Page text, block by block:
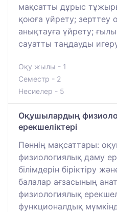
мақсатты дұрыс
қоюға үйрету; зерттеу
анықтауға үйрету;
сауатты таңдауды
Оқу жылы - 1
Семестр - 2
Несиелер - 5
Оқушылардың
ерекшеліктері
Пәннің мақсаттары:
физиологиялық даму
білімдерін біріктіру
балалар ағзасының
физиологиялық
функционалдық